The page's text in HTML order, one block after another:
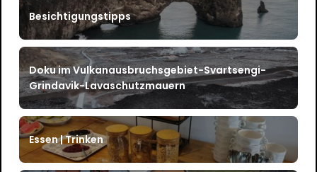
Besichtigungstipps
Doku im Vulkanausbruchsgebiet-Svartsengi-
Grindavik-Lavaschutzmauern
Essen | Trinken